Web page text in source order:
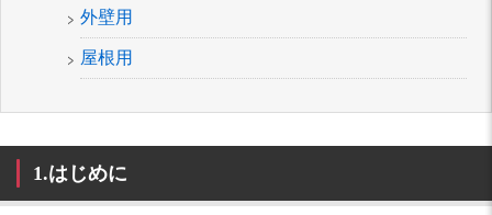
外壁用
屋根用
1.はじめに